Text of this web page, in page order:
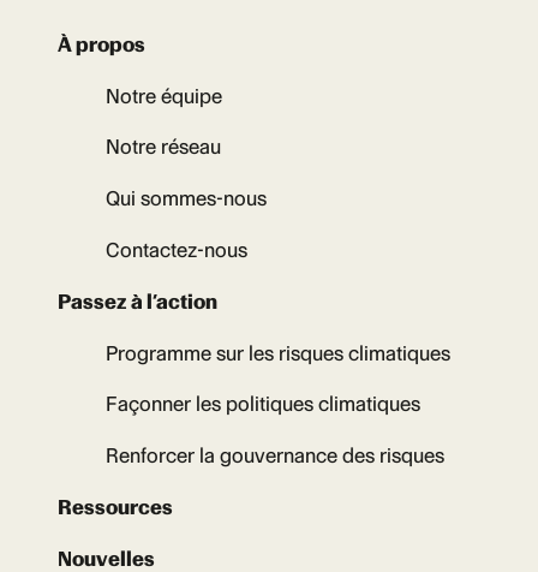
À propos
Notre équipe
Notre réseau
Qui sommes-nous
Contactez-nous
Passez à l’action
Programme sur les risques climatiques
Façonner les politiques climatiques
Renforcer la gouvernance des risques
Ressources
Nouvelles